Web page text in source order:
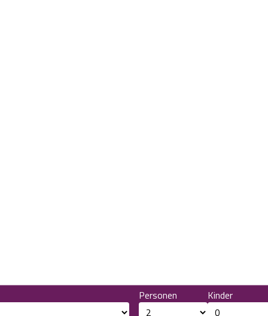
Personen Kinder